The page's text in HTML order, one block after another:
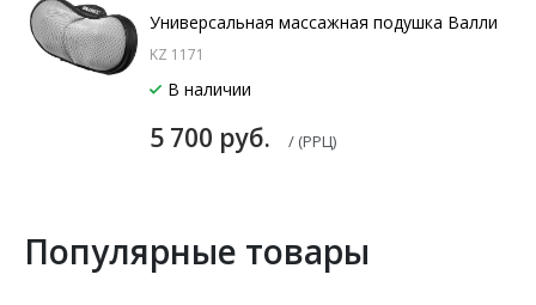
Универсальная массажная подушка Валли
KZ 1171
В наличии
5 700 руб. / (РРЦ)
Популярные товары